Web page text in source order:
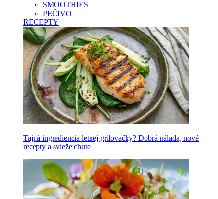
SMOOTHIES
PEČIVO
RECEPTY
Tajná ingrediencia letnej grilovačky? Dobrá nálada, nové
recepty a svieže chute